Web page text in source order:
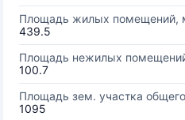
Площадь жилых помещений,
439.5
Площадь нежилых
100.7
Площадь зем. участка
1095